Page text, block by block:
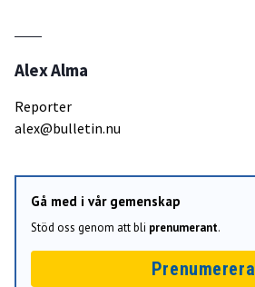
Alex Alma
Reporter
alex@bulletin.nu
Gå med i vår gemenskap
Stöd oss genom att bli prenumerant.
Prenumerera